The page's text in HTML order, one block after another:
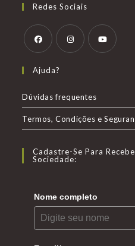
Redes Sociais
em
aba
em
nova
aba
aba
Ajuda?
Dúvidas frequentes
Termos, Condições e
Cadastre-Se Para
Sociedade:
Nome completo